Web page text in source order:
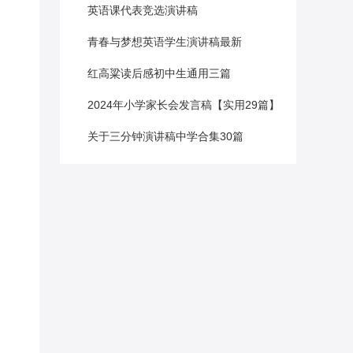
英语课代表竞选演讲稿
青春与梦想英语学生演讲稿最新
红高粱读后感初中生通用三篇
2024年小学家长会发言稿【实用29篇】
关于三分钟演讲稿中学合集30篇